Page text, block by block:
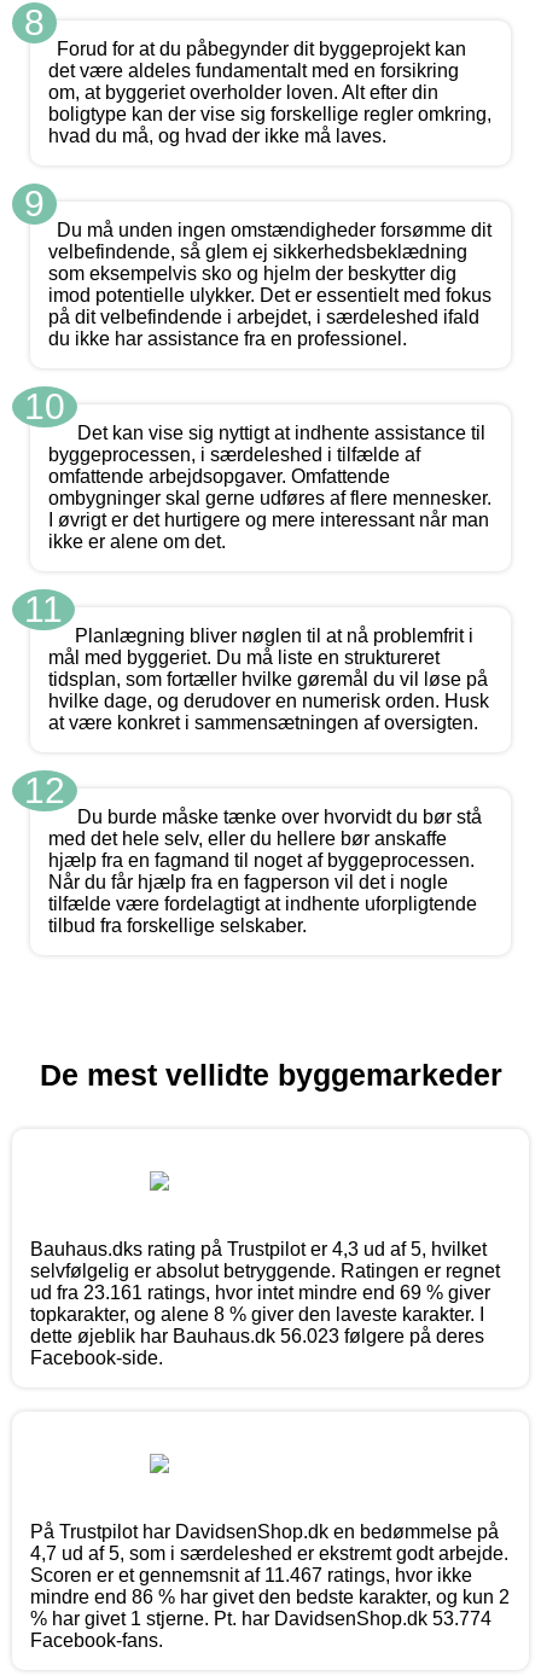
8
Forud for at du påbegynder dit byggeprojekt kan
det være aldeles fundamentalt med en forsikring
om, at byggeriet overholder loven. Alt efter din
boligtype kan der vise sig forskellige regler omkring,
hvad du må, og hvad der ikke må laves.
9
Du må unden ingen omstændigheder forsømme dit
velbefindende, så glem ej sikkerhedsbeklædning
som eksempelvis sko og hjelm der beskytter dig
imod potentielle ulykker. Det er essentielt med fokus
på dit velbefindende i arbejdet, i særdeleshed ifald
du ikke har assistance fra en professionel.
10
Det kan vise sig nyttigt at indhente assistance til
byggeprocessen, i særdeleshed i tilfælde af
omfattende arbejdsopgaver. Omfattende
ombygninger skal gerne udføres af flere mennesker.
I øvrigt er det hurtigere og mere interessant når man
ikke er alene om det.
11
Planlægning bliver nøglen til at nå problemfrit i
mål med byggeriet. Du må liste en struktureret
tidsplan, som fortæller hvilke gøremål du vil løse på
hvilke dage, og derudover en numerisk orden. Husk
at være konkret i sammensætningen af oversigten.
12
Du burde måske tænke over hvorvidt du bør stå
med det hele selv, eller du hellere bør anskaffe
hjælp fra en fagmand til noget af byggeprocessen.
Når du får hjælp fra en fagperson vil det i nogle
tilfælde være fordelagtigt at indhente uforpligtende
tilbud fra forskellige selskaber.
De mest vellidte byggemarkeder
Bauhaus.dks rating på Trustpilot er 4,3 ud af 5, hvilket
selvfølgelig er absolut betryggende. Ratingen er regnet
ud fra 23.161 ratings, hvor intet mindre end 69 % giver
topkarakter, og alene 8 % giver den laveste karakter. I
dette øjeblik har Bauhaus.dk 56.023 følgere på deres
Facebook-side.
På Trustpilot har DavidsenShop.dk en bedømmelse på
4,7 ud af 5, som i særdeleshed er ekstremt godt arbejde.
Scoren er et gennemsnit af 11.467 ratings, hvor ikke
mindre end 86 % har givet den bedste karakter, og kun 2
% har givet 1 stjerne. Pt. har DavidsenShop.dk 53.774
Facebook-fans.